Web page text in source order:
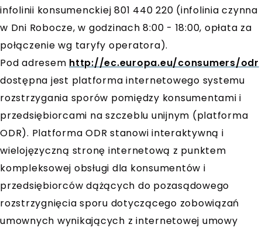
infolinii konsumenckiej 801 440 220 (infolinia czynna
w Dni Robocze, w godzinach 8:00 - 18:00, opłata za
połączenie wg taryfy operatora).
Pod adresem http://ec.europa.eu/consumers/odr
dostępna jest platforma internetowego systemu
rozstrzygania sporów pomiędzy konsumentami i
przedsiębiorcami na szczeblu unijnym (platforma
ODR). Platforma ODR stanowi interaktywną i
wielojęzyczną stronę internetową z punktem
kompleksowej obsługi dla konsumentów i
przedsiębiorców dążących do pozasądowego
rozstrzygnięcia sporu dotyczącego zobowiązań
umownych wynikających z internetowej umowy